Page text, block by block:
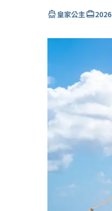
directions_boat皇家公主card_travel